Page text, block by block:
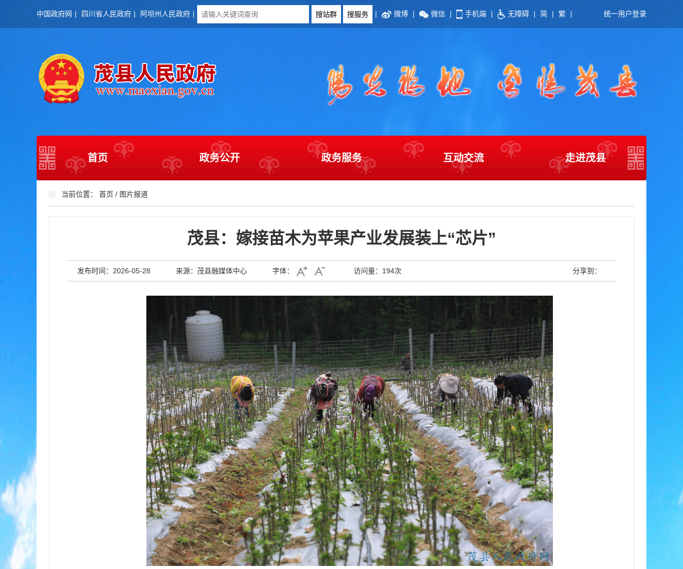
中国政府网 | 四川省人民政府 | 阿坝州人民政府 | | 微博 | 微信 | 手机端 | 无障碍 | 简 | 繁 | 统一用户登录
首页 政务公开 政务服务 互动交流 走进茂县
当前位置： 首页 / 图片报道
茂县：嫁接苗木为苹果产业发展装上“芯片”
发布时间：2026-05-28 来源：茂县融媒体中心 字体： 访问量： 194次 分享到：